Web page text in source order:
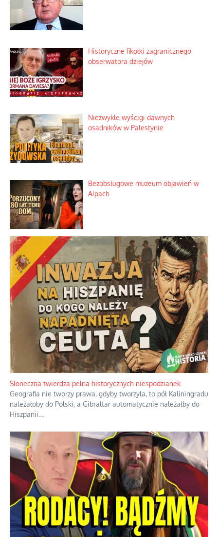
Historyczne fikołki zagranicznego
obserwatora dziejów
Niezwykłe wyścigi dawnych
osadników w Palestynie
Bezobsługowe muzeum objawień w
Alpach
Słoneczna twierdza pełna historycznych niespodzianek
Geografia nie tworzy prawa, gdyby tworzyła, to pół Kaliningradu
należałoby do Polski, a Gibraltar automatycznie należałby do
Hiszpanii.